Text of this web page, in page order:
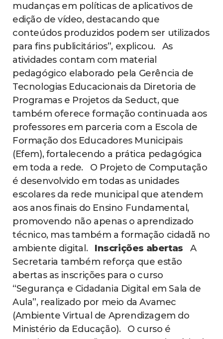
mudanças em políticas de aplicativos de
edição de vídeo, destacando que
conteúdos produzidos podem ser utilizados
para fins publicitários”, explicou. As
atividades contam com material
pedagógico elaborado pela Gerência de
Tecnologias Educacionais da Diretoria de
Programas e Projetos da Seduct, que
também oferece formação continuada aos
professores em parceria com a Escola de
Formação dos Educadores Municipais
(Efem), fortalecendo a prática pedagógica
em toda a rede. O Projeto de Computação
é desenvolvido em todas as unidades
escolares da rede municipal que atendem
aos anos finais do Ensino Fundamental,
promovendo não apenas o aprendizado
técnico, mas também a formação cidadã no
ambiente digital. Inscrições abertas A
Secretaria também reforça que estão
abertas as inscrições para o curso
“Segurança e Cidadania Digital em Sala de
Aula”, realizado por meio da Avamec
(Ambiente Virtual de Aprendizagem do
Ministério da Educação). O curso é